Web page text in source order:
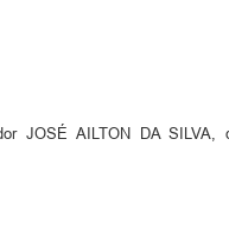
JOSÉ AILTON DA